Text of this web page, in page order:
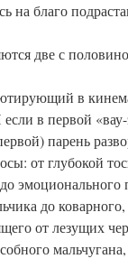
на благо
две с
в
в первой
парень
от глубокой
до
от лезущих